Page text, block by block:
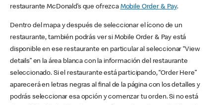
restaurante McDonald’s que ofrezca Mobile Order & Pay.
Dentro del mapa y después de seleccionar el ícono de un
restaurante, también podrás ver si Mobile Order & Pay está
disponible en ese restaurante en particular al seleccionar “View
details” en la área blanca con la información del restaurante
seleccionado. Si el restaurante está participando, “Order Here”
aparecerá en letras negras al final de la página con los detalles y
podrás seleccionar esa opción y comenzar tu orden. Si no está